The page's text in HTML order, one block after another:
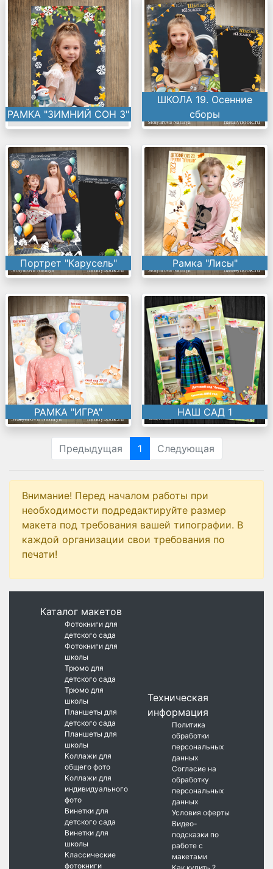
РАМКА "ЗИМНИЙ СОН 3"
ШКОЛА 19. Осенние
сборы
Портрет "Карусель" Рамка "Лисы"
РАМКА "ИГРА" НАШ САД 1
Предыдущая 1 Следующая
Внимание! Перед началом работы при
необходимости подредактируйте размер
макета под требования вашей типографии. В
каждой организации свои требования по
печати!
Каталог макетов
Фотокниги для
детского сада
Фотокниги для
школы
Трюмо для
детского сада
Трюмо для
школы
Планшеты для
детского сада
Планшеты для
школы
Коллажи для
общего фото
Коллажи для
индивидуального
фото
Винетки для
детского сада
Винетки для
школы
Классические
фотокниги
Техническая
информация
Политика
обработки
персональных
данных
Согласие на
обработку
персональных
данных
Условия оферты
Видео-
подсказки по
работе с
макетами
Как купить ?